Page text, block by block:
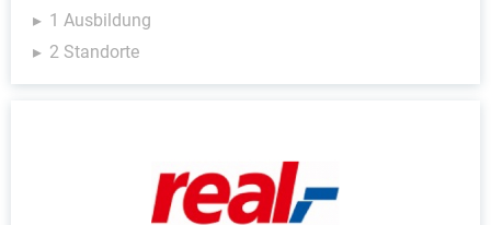
1 Ausbildung
2 Standorte